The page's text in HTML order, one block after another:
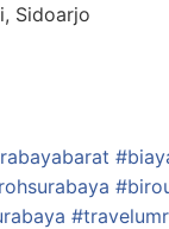
Sidoarjo